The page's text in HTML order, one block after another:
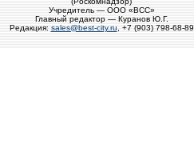
Учредитель — ООО «ВСС»
Главный редактор — Куранов Ю.Г.
Редакция: sales@best-city.ru , +7 (903) 798-68-89